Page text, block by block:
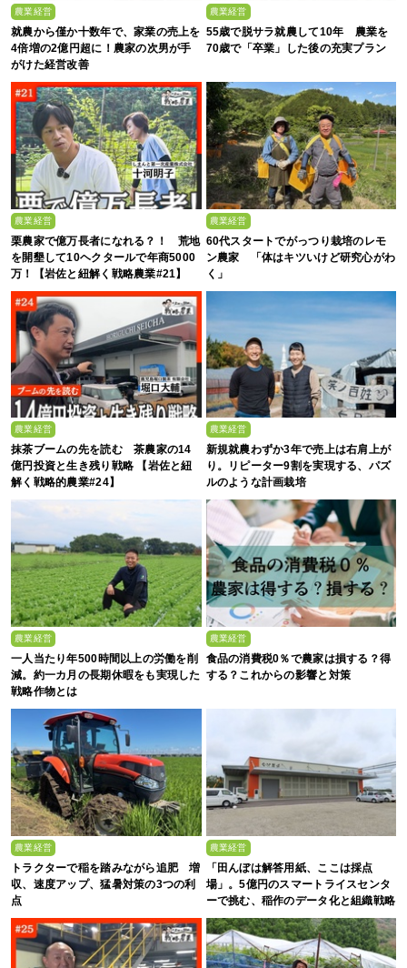
農業経営
就農から僅か十数年で、家業の売上を
4倍増の2億円超に！農家の次男が手
がけた経営改善
農業経営
55歳で脱サラ就農して10年 農業を
70歳で「卒業」した後の充実プラン
農業経営
栗農家で億万長者になれる？！ 荒地
を開墾して10ヘクタールで年商5000
万！【岩佐と紐解く戦略農業#21】
農業経営
60代スタートでがっつり栽培のレモ
ン農家 「体はキツいけど研究心がわ
く」
農業経営
抹茶ブームの先を読む 茶農家の14
億円投資と生き残り戦略 【岩佐と紐
解く戦略的農業#24】
農業経営
新規就農わずか3年で売上は右肩上が
り。リピーター9割を実現する、パズ
ルのような計画栽培
農業経営
一人当たり年500時間以上の労働を削
減。約一カ月の長期休暇をも実現した
戦略作物とは
農業経営
食品の消費税0％で農家は損する？得
する？これからの影響と対策
農業経営
トラクターで稲を踏みながら追肥 増
収、速度アップ、猛暑対策の3つの利
点
農業経営
「田んぼは解答用紙、ここは採点
場」。5億円のスマートライスセンタ
ーで挑む、稲作のデータ化と組織戦略